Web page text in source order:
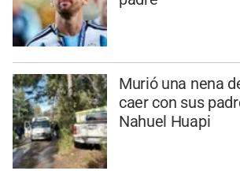
Murió una nena
caer con sus
Nahuel Huapi